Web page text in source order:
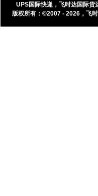
UPS国际快递 ， 飞时达国际货
版权所有：©2007 - 2026， 飞